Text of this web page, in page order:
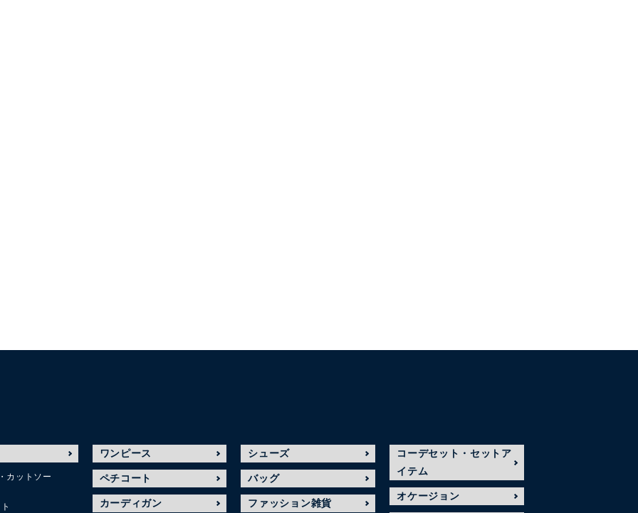
カットソー
ワンピース
ペチコート
カーディガン
シューズ
バッグ
ファッション雑貨
コーデセット・セットア
イテム
オケージョン